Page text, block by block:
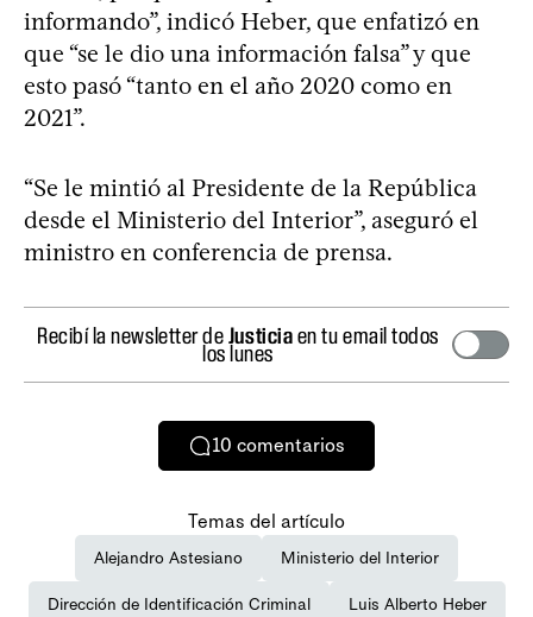
informando”, indicó Heber, que enfatizó en
que “se le dio una información falsa” y que
esto pasó “tanto en el año 2020 como en
2021”.
“Se le mintió al Presidente de la República
desde el Ministerio del Interior”, aseguró el
ministro en conferencia de prensa.
Recibí la newsletter deJusticiaen tu email todos
los lunes
10 comentarios
Temas del artículo
Alejandro Astesiano Ministerio del Interior
Dirección de Identificación Criminal Luis Alberto Heber